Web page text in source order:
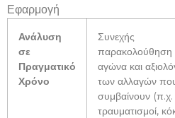
Εφαρμογή
Ανάλυση
σε
Πραγματικό
Χρόνο
Συνεχής
παρακολούθηση
αγώνα και
των αλλαγών
συμβαίνουν (π.χ.
τραυματισμοί,